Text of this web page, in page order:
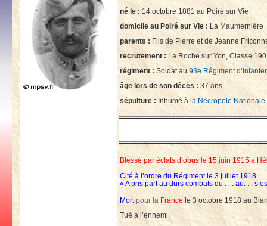
né le :14 octobre 1881 au Poiré sur Vie
domicile au Poiré sur Vie : La Maumernière
parents : Fils de Pierre et de Jeanne
recrutement : La Roche sur Yon, Classe
régiment :Soldat au93e Régiment
âge lors de son décès : 37 ans
sépulture : Inhumé à la Nécropole
Blessé par éclats d’obus le 15 juin 1915 à
Cité à l’ordre du Régiment le 3 juillet 1918 :
« A pris part au durs combats du . . . au. . .
Mort pour la France le 3 octobre 1918 au
Tué à l’ennemi.